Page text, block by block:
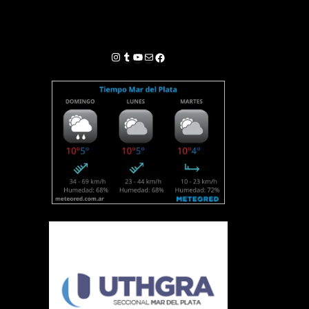
Instagram
Tumblr
YouTube
Correo electrónico
Facebook